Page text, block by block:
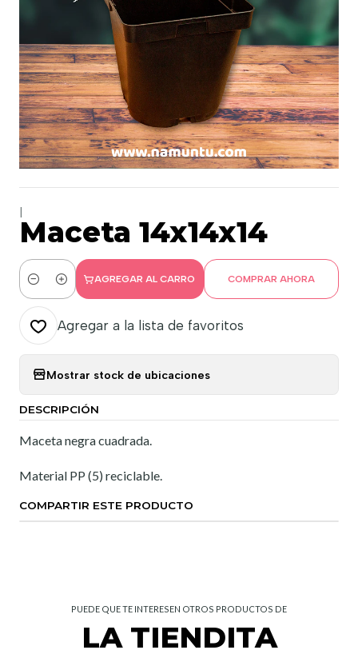
Maceta 14x14x14
Cantidad
AGREGAR AL CARRO COMPRAR AHORA
Agregar a la lista de favoritos
Mostrar stock de ubicaciones
DESCRIPCIÓN
Maceta negra cuadrada.
Material PP (5) reciclable.
COMPARTIR ESTE PRODUCTO
PUEDE QUE TE INTERESEN OTROS PRODUCTOS DE
LA TIENDITA